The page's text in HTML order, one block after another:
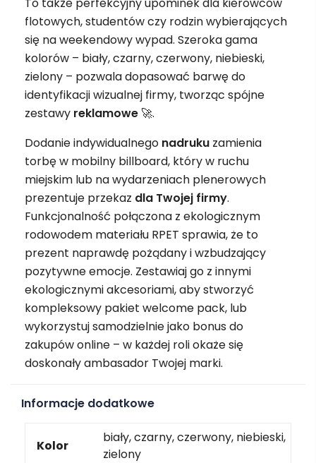
flotowych, studentów czy rodzin wybierających
się na weekendowy wypad. Szeroka gama
kolorów – biały, czarny, czerwony, niebieski,
zielony – pozwala dopasować barwę do
identyfikacji wizualnej firmy, tworząc spójne
zestawy reklamowe 🚀.
Dodanie indywidualnego nadruku zamienia
torbę w mobilny billboard, który w ruchu
miejskim lub na wydarzeniach plenerowych
prezentuje przekaz dla Twojej firmy.
Funkcjonalność połączona z ekologicznym
rodowodem materiału RPET sprawia, że to
prezent naprawdę pożądany i wzbudzający
pozytywne emocje. Zestawiaj go z innymi
ekologicznymi akcesoriami, aby stworzyć
kompleksowy pakiet welcome pack, lub
wykorzystuj samodzielnie jako bonus do
zakupów online – w każdej roli okaże się
doskonały ambasador Twojej marki.
Informacje dodatkowe
Kolor
biały, czarny, czerwony, niebieski,
zielony